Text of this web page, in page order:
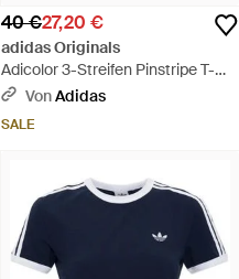
40 €27,20 €
adidas Originals
Adicolor 3-Streifen Pinstripe T-
Shirt - Blau
VonAdidas
SALE